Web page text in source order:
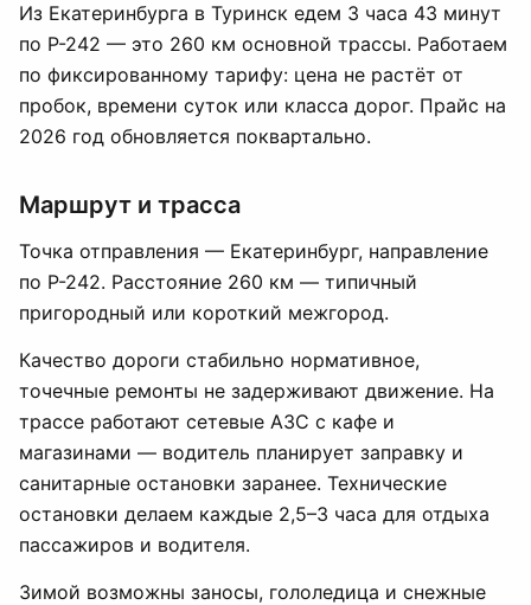
Из Екатеринбурга в Туринск едем 3 часа 43 минут
по Р-242 — это 260 км основной трассы. Работаем
по фиксированному тарифу: цена не растёт от
пробок, времени суток или класса дорог. Прайс на
2026 год обновляется поквартально.
Маршрут и трасса
Точка отправления — Екатеринбург, направление
по Р-242. Расстояние 260 км — типичный
пригородный или короткий межгород.
Качество дороги стабильно нормативное,
точечные ремонты не задерживают движение. На
трассе работают сетевые АЗС с кафе и
магазинами — водитель планирует заправку и
санитарные остановки заранее. Технические
остановки делаем каждые 2,5–3 часа для отдыха
пассажиров и водителя.
Зимой возможны заносы, гололедица и снежные